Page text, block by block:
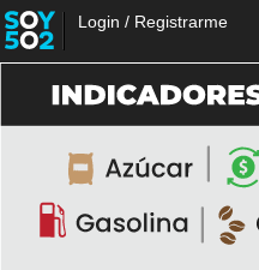
Login / Registrarme